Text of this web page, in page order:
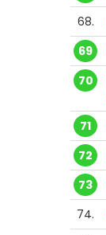
68.
69
70
71
72
73
74.